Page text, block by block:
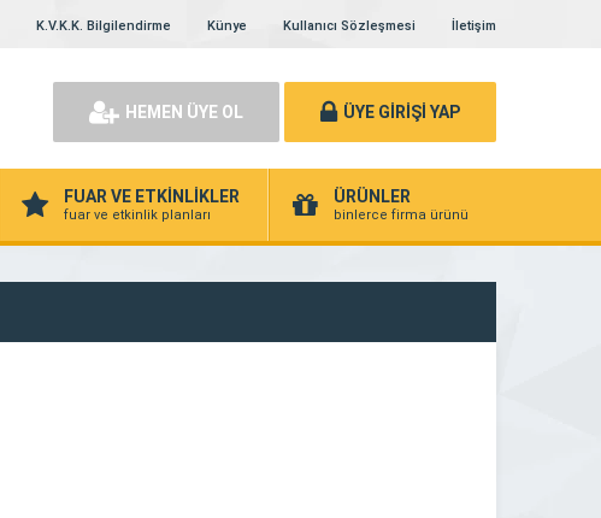
K.V.K.K. Bilgilendirme Künye Kullanıcı Sözleşmesi İletişim
HEMEN ÜYE OL ÜYE GİRİŞİ YAP
FUAR VE ETKİNLİKLER
fuar ve etkinlik planları
ÜRÜNLER
binlerce firma ürünü